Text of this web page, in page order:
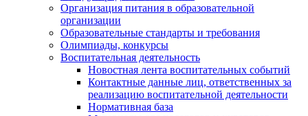
Организация питания в образовательной
организации
Образовательные стандарты и требования
Олимпиады, конкурсы
Воспитательная деятельность
Новостная лента воспитательных событий
Контактные данные лиц, ответственных за
реализацию воспитательной деятельности
Нормативная база